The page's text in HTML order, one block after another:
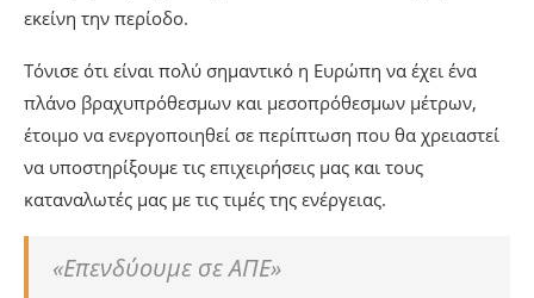
εκείνη την περίοδο.
Τόνισε ότι είναι πολύ σημαντικό η Ευρώπη να έχει ένα
πλάνο βραχυπρόθεσμων και μεσοπρόθεσμων μέτρων,
έτοιμο να ενεργοποιηθεί σε περίπτωση που θα χρειαστεί
να υποστηρίξουμε τις επιχειρήσεις μας και τους
καταναλωτές μας με τις τιμές της ενέργειας.
«Επενδύουμε σε ΑΠΕ»